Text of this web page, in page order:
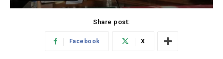
Share post:
Facebook X